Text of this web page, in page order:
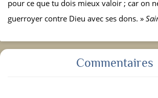
pour ce que tu dois mieux valoir ; car on
guerroyer contre Dieu avec ses dons. »
Commentaires